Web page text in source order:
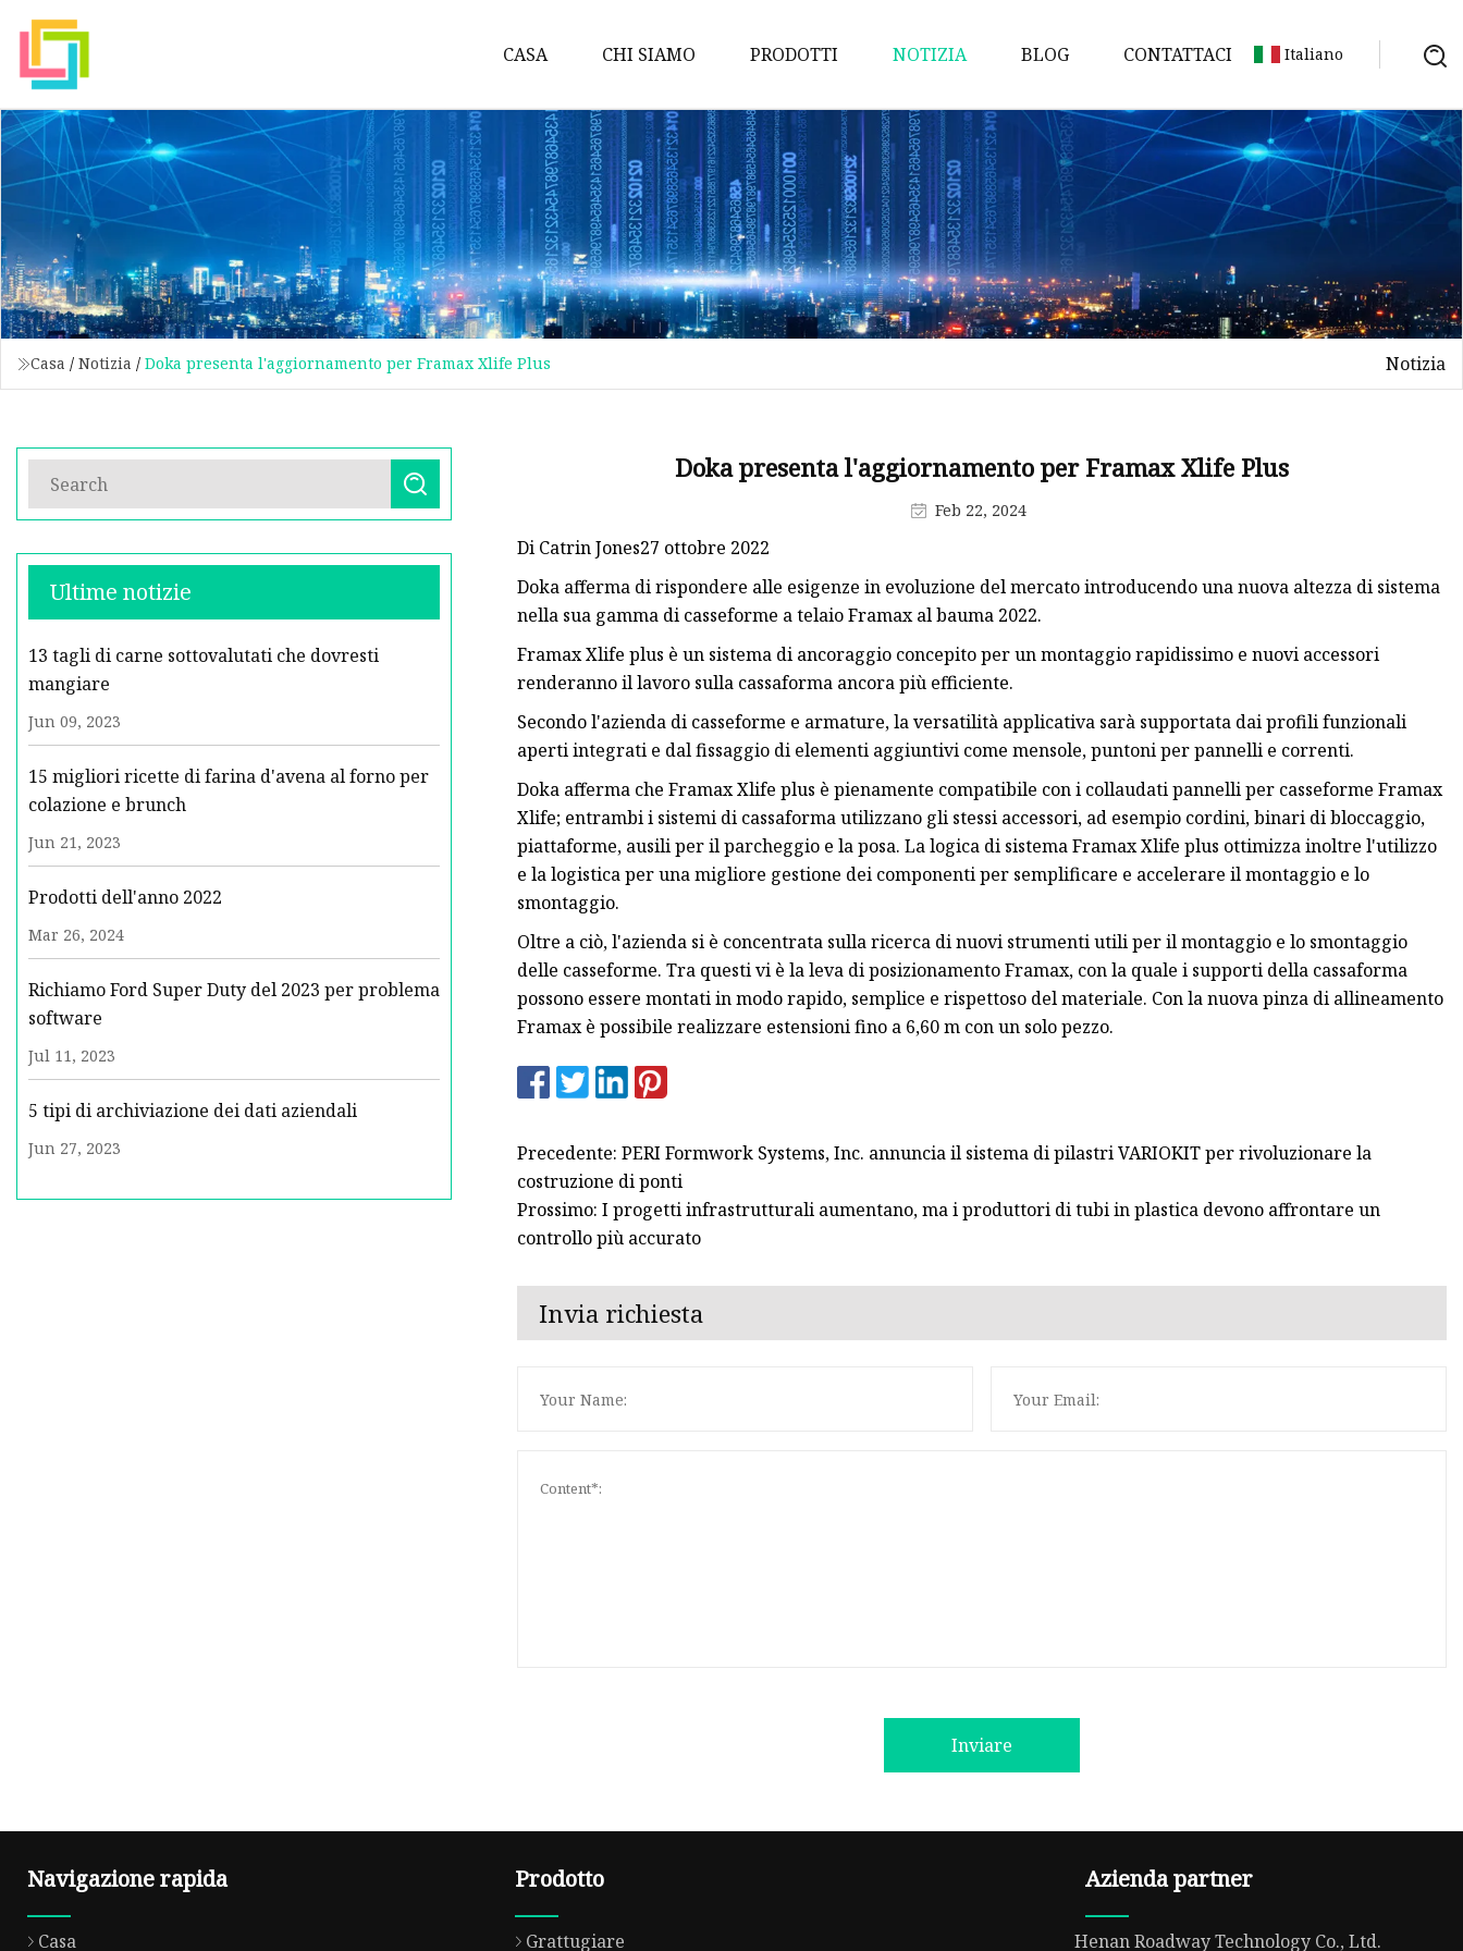
CASA CHI SIAMO PRODOTTI
Grattugiare
Chiusino
Accessori per casseforme
Raccordi per tubi in ferro duttile
Valvole in ghisa
Parti meccaniche
Camino in ghisa
NOTIZIA BLOG CONTATTACI Italiano
Casa / Notizia / Doka presenta l'aggiornamento per Framax Xlife Plus Notizia
Ultime notizie
13 tagli di carne sottovalutati che dovresti
mangiare
Jun 09, 2023
15 migliori ricette di farina d'avena al forno per
colazione e brunch
Jun 21, 2023
Prodotti dell'anno 2022
Mar 26, 2024
Richiamo Ford Super Duty del 2023 per problema
software
Jul 11, 2023
5 tipi di archiviazione dei dati aziendali
Jun 27, 2023
Doka presenta l'aggiornamento per Framax Xlife Plus
Feb 22, 2024
Di Catrin Jones27 ottobre 2022
Doka afferma di rispondere alle esigenze in evoluzione del mercato introducendo una nuova altezza di sistema
nella sua gamma di casseforme a telaio Framax al bauma 2022.
Framax Xlife plus è un sistema di ancoraggio concepito per un montaggio rapidissimo e nuovi accessori
renderanno il lavoro sulla cassaforma ancora più efficiente.
Secondo l'azienda di casseforme e armature, la versatilità applicativa sarà supportata dai profili funzionali
aperti integrati e dal fissaggio di elementi aggiuntivi come mensole, puntoni per pannelli e correnti.
Doka afferma che Framax Xlife plus è pienamente compatibile con i collaudati pannelli per casseforme Framax
Xlife; entrambi i sistemi di cassaforma utilizzano gli stessi accessori, ad esempio cordini, binari di bloccaggio,
piattaforme, ausili per il parcheggio e la posa. La logica di sistema Framax Xlife plus ottimizza inoltre l'utilizzo
e la logistica per una migliore gestione dei componenti per semplificare e accelerare il montaggio e lo
smontaggio.
Oltre a ciò, l'azienda si è concentrata sulla ricerca di nuovi strumenti utili per il montaggio e lo smontaggio
delle casseforme. Tra questi vi è la leva di posizionamento Framax, con la quale i supporti della cassaforma
possono essere montati in modo rapido, semplice e rispettoso del materiale. Con la nuova pinza di allineamento
Framax è possibile realizzare estensioni fino a 6,60 m con un solo pezzo.
Precedente: PERI Formwork Systems, Inc. annuncia il sistema di pilastri VARIOKIT per rivoluzionare la
costruzione di ponti
Prossimo: I progetti infrastrutturali aumentano, ma i produttori di tubi in plastica devono affrontare un
controllo più accurato
Invia richiesta
Inviare
Navigazione rapida
Casa
Prodotto
Grattugiare
Azienda partner
Henan Roadway Technology Co., Ltd.